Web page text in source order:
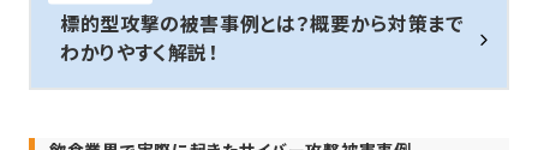
標的型攻撃の被害事例とは？概要から対策まで
わかりやすく解説！